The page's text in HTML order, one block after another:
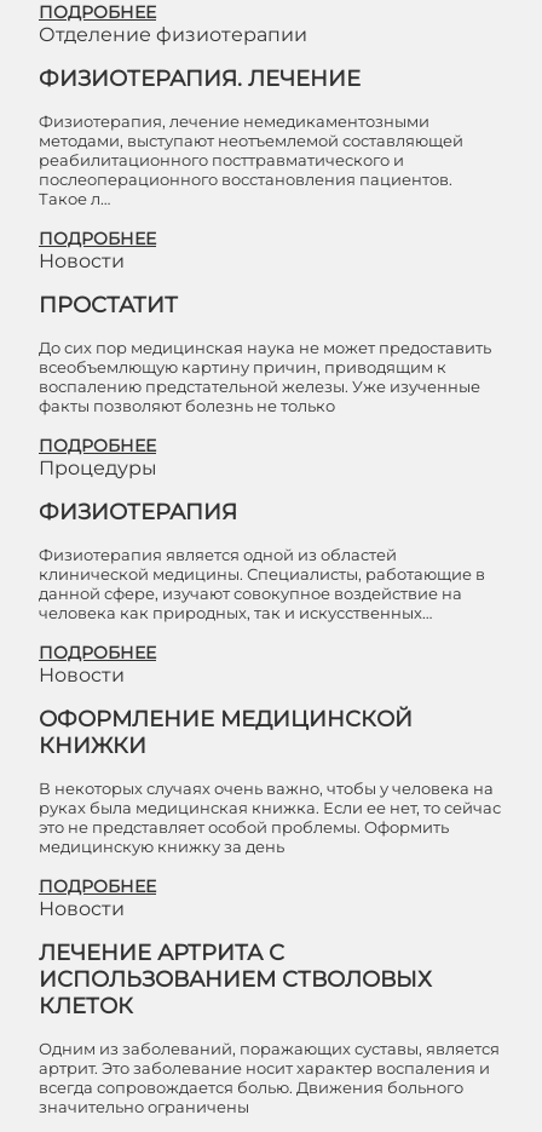
ПОДРОБНЕЕ
Отделение физиотерапии
ФИЗИОТЕРАПИЯ. ЛЕЧЕНИЕ
Физиотерапия, лечение немедикаментозными
методами, выступают неотъемлемой составляющей
реабилитационного посттравматического и
послеоперационного восстановления пациентов.
Такое л…
ПОДРОБНЕЕ
Новости
ПРОСТАТИТ
До сих пор медицинская наука не может предоставить
всеобъемлющую картину причин, приводящим к
воспалению предстательной железы. Уже изученные
факты позволяют болезнь не только
ПОДРОБНЕЕ
Процедуры
ФИЗИОТЕРАПИЯ
Физиотерапия является одной из областей
клинической медицины. Специалисты, работающие в
данной сфере, изучают совокупное воздействие на
человека как природных, так и искусственных…
ПОДРОБНЕЕ
Новости
ОФОРМЛЕНИЕ МЕДИЦИНСКОЙ
КНИЖКИ
В некоторых случаях очень важно, чтобы у человека на
руках была медицинская книжка. Если ее нет, то сейчас
это не представляет особой проблемы. Оформить
медицинскую книжку за день
ПОДРОБНЕЕ
Новости
ЛЕЧЕНИЕ АРТРИТА С
ИСПОЛЬЗОВАНИЕМ СТВОЛОВЫХ
КЛЕТОК
Одним из заболеваний, поражающих суставы, является
артрит. Это заболевание носит характер воспаления и
всегда сопровождается болью. Движения больного
значительно ограничены